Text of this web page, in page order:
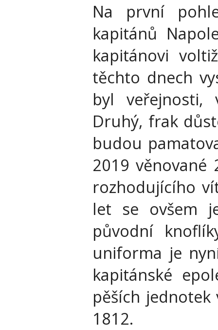
Na první
kapitánů
kapitánovi
těchto dnech
byl veřejnosti,
Druhý, frak
budou
2019 věnované
rozhodujícího
let se ovšem
původní
uniforma je
kapitánské
pěších
1812.